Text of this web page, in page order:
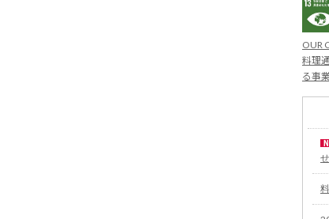
OUR
料理
る事
せ